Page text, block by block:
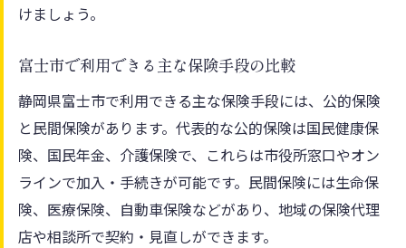
静岡県富士市の保険減免制度の全体像
家計に優しい減免活用の具体的な流れ
減免申請時の必要書類とよくある誤り
将来を見据えた減免活用のメリット
家計管理の観点で見直す保険の重要性
保険見直しが家計改善に与える影響
家計簿と連動した保険料の最適化方法
けましょう。
富士市で利用できる主な保険手段の比較
静岡県富士市で利用できる主な保険手段には、公的保険
と民間保険があります。代表的な公的保険は国民健康保
険、国民年金、介護保険で、これらは市役所窓口やオン
ラインで加入・手続きが可能です。民間保険には生命保
険、医療保険、自動車保険などがあり、地域の保険代理
店や相談所で契約・見直しができます。